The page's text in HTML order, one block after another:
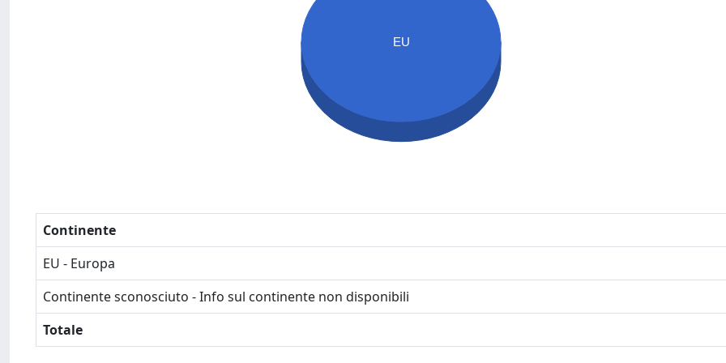
EU
Continente
EU - Europa
Continente sconosciuto - Info sul continente non disponibili
Totale